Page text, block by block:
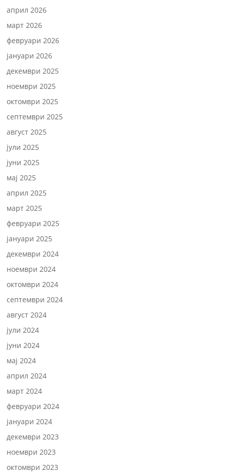
април 2026
март 2026
февруари 2026
јануари 2026
декември 2025
ноември 2025
октомври 2025
септември 2025
август 2025
јули 2025
јуни 2025
мај 2025
април 2025
март 2025
февруари 2025
јануари 2025
декември 2024
ноември 2024
октомври 2024
септември 2024
август 2024
јули 2024
јуни 2024
мај 2024
април 2024
март 2024
февруари 2024
јануари 2024
декември 2023
ноември 2023
октомври 2023